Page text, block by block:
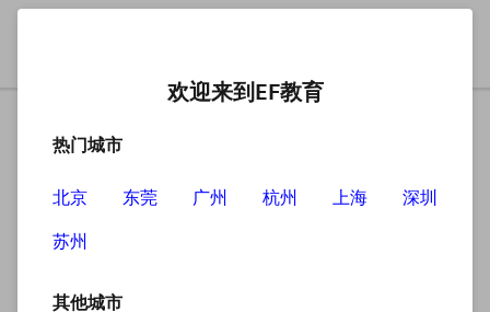
欢迎来到EF教育
热门城市
北京 东莞 广州 杭州 上海
深圳
苏州
其他城市